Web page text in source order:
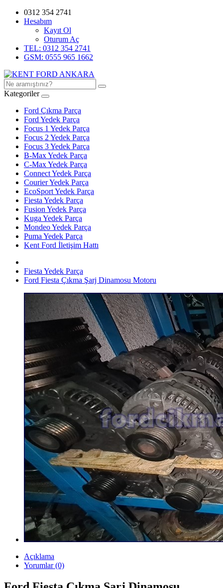
0312 354 2741
Hesabım
Kayıt Ol
Oturum Aç
TEL: 0312 354 2741
GSM: 0555 965 1662
Kategoriler
Ford Çıkma Parça
Ford Yedek Parça
Focus 1 Yedek Parça
Focus 2 Yedek Parça
Focus 3 Yedek Parça
B-Max Yedek Parça
C-Max Yedek Parça
Connect Yedek Parça
Courier Yedek Parça
EcoSport Yedek Parça
Fiesta Yedek Parça
Fusion Yedek Parça
Kuga Yedek Parça
Mondeo Yedek Parça
Puma Yedek Parça
Kent Ford İletişim Hattı
Fiesta Yedek Parça
Ford Fiesta Çıkma Şarj Dinamosu Motoru
Açıklama
Yorumlar (0)